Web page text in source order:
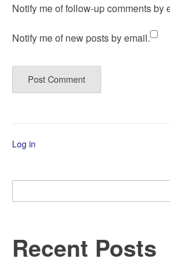
Notify me of follow-up comments by
Notify me of new posts by email.
Log in
Search
Recent Posts